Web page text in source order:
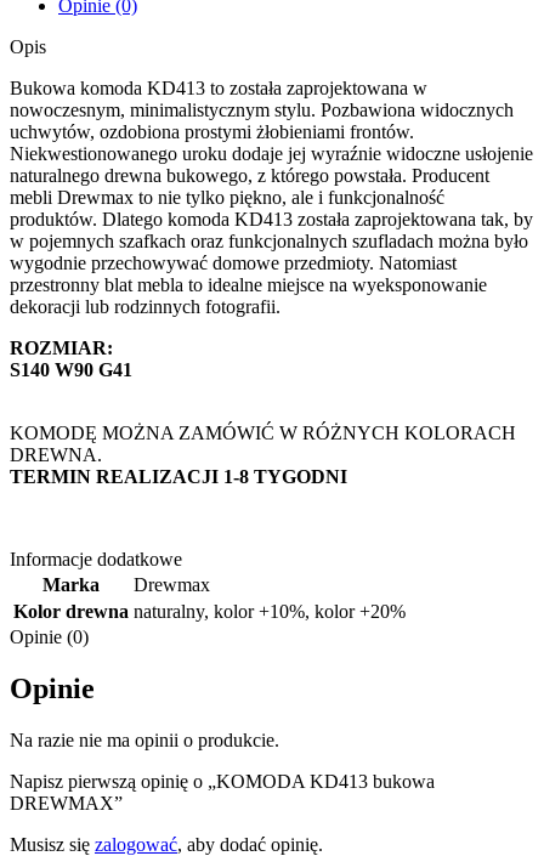
Opinie (0)
Opis
Bukowa komoda KD413 to została zaprojektowana w
nowoczesnym, minimalistycznym stylu. Pozbawiona widocznych
uchwytów, ozdobiona prostymi żłobieniami frontów.
Niekwestionowanego uroku dodaje jej wyraźnie widoczne usłojenie
naturalnego drewna bukowego, z którego powstała. Producent
mebli Drewmax to nie tylko piękno, ale i funkcjonalność
produktów. Dlatego komoda KD413 została zaprojektowana tak, by
w pojemnych szafkach oraz funkcjonalnych szufladach można było
wygodnie przechowywać domowe przedmioty. Natomiast
przestronny blat mebla to idealne miejsce na wyeksponowanie
dekoracji lub rodzinnych fotografii.
ROZMIAR:
S140 W90 G41
KOMODĘ MOŻNA ZAMÓWIĆ W RÓŻNYCH KOLORACH
DREWNA.
TERMIN REALIZACJI 1-8 TYGODNI
Informacje dodatkowe
Marka
Drewmax
Kolor drewna naturalny, kolor +10%, kolor +20%
Opinie (0)
Opinie
Na razie nie ma opinii o produkcie.
Napisz pierwszą opinię o „KOMODA KD413 bukowa
DREWMAX”
Musisz się zalogować, aby dodać opinię.